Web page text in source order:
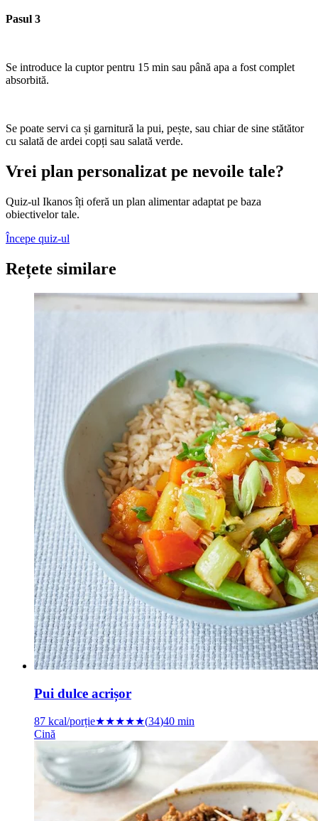
Pasul 3
Se introduce la cuptor pentru 15 min sau până apa a fost complet
absorbită.
Se poate servi ca și garnitură la pui, pește, sau chiar de sine stătător
cu salată de ardei copți sau salată verde.
Vrei plan personalizat pe nevoile tale?
Quiz-ul Ikanos îți oferă un plan alimentar adaptat pe baza
obiectivelor tale.
Începe quiz-ul
Rețete similare
Pui dulce acrișor
87 kcal/porție★★★★★(34)40 min
Cină